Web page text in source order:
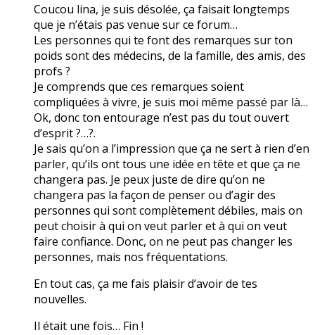
Coucou lina, je suis désolée, ça faisait longtemps
que je n’étais pas venue sur ce forum…
Les personnes qui te font des remarques sur ton
poids sont des médecins, de la famille, des amis, des
profs ?
Je comprends que ces remarques soient
compliquées à vivre, je suis moi même passé par là…
Ok, donc ton entourage n’est pas du tout ouvert
d’esprit ?…?.
Je sais qu’on a l’impression que ça ne sert à rien d’en
parler, qu’ils ont tous une idée en tête et que ça ne
changera pas. Je peux juste de dire qu’on ne
changera pas la façon de penser ou d’agir des
personnes qui sont complètement débiles, mais on
peut choisir à qui on veut parler et à qui on veut
faire confiance. Donc, on ne peut pas changer les
personnes, mais nos fréquentations.
En tout cas, ça me fais plaisir d’avoir de tes
nouvelles.
Il était une fois… Fin !